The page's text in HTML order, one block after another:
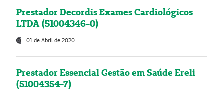
Prestador Decordis Exames Cardiológicos
LTDA (51004346-0)
01 de Abril de 2020
Prestador Essencial Gestão em Saúde Ereli
(51004354-7)